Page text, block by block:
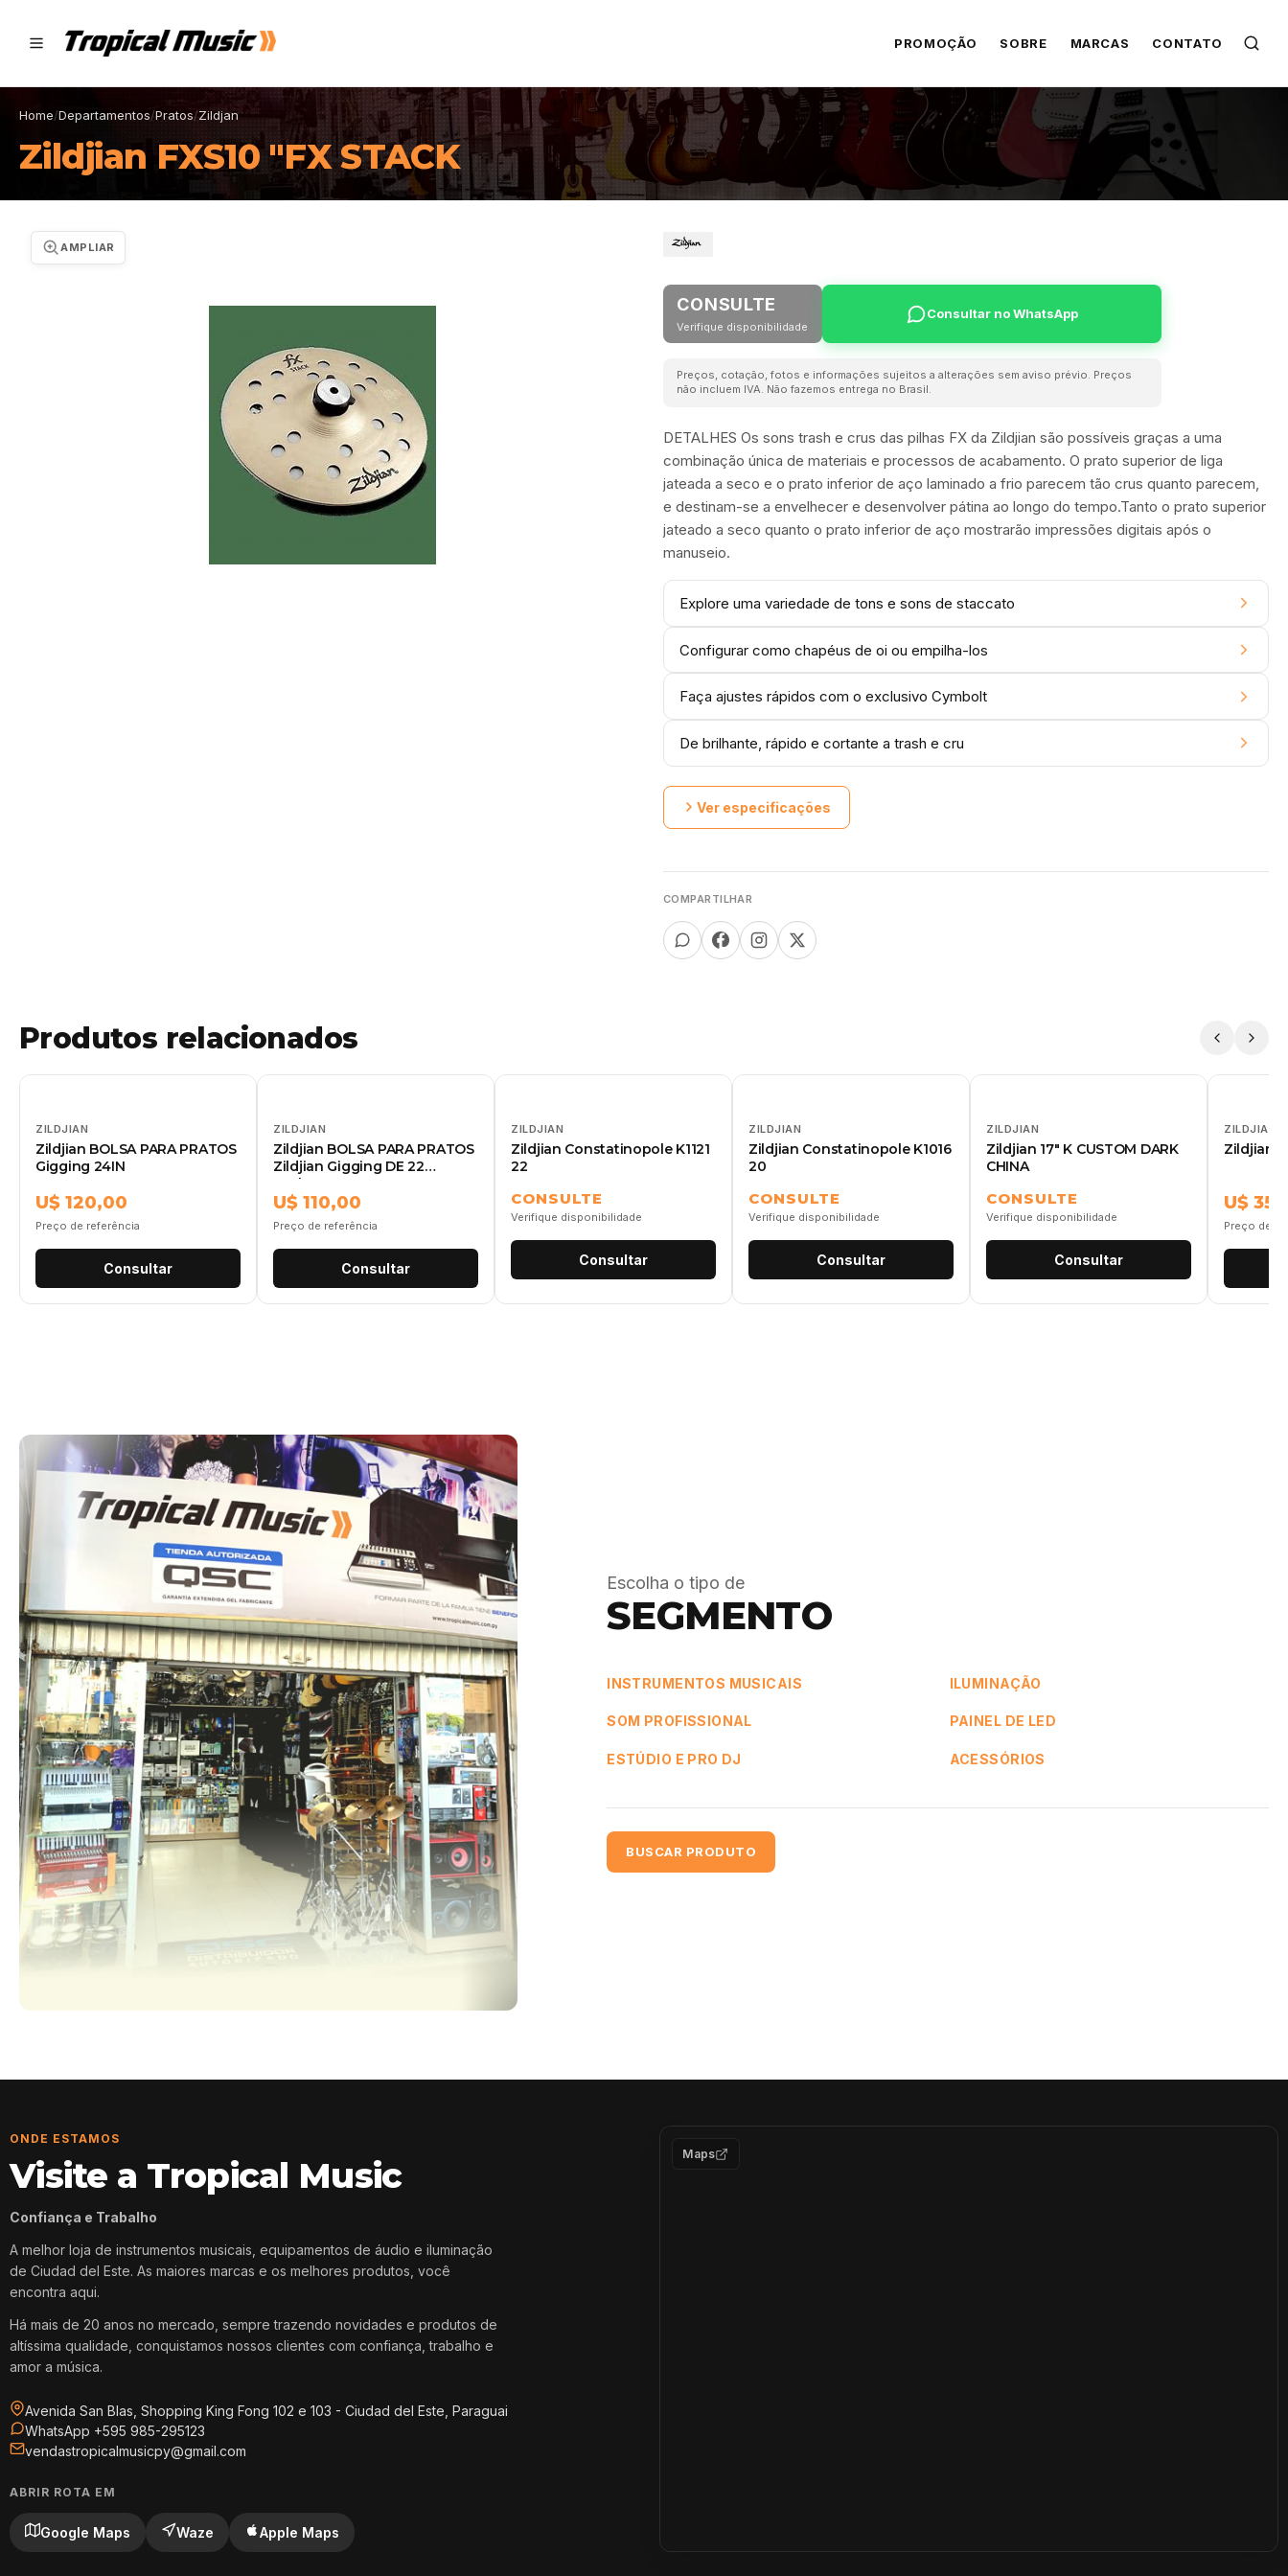
PROMOÇÃO SOBRE MARCAS CONTATO
Home/Departamentos/Pratos/Zildjan
Zildjian FXS10 "FX STACK
AMPLIAR
CONSULTE
Verifique disponibilidade
Consultar no WhatsApp
Preços, cotação, fotos e informações sujeitos a alterações sem aviso prévio. Preços
não incluem IVA. Não fazemos entrega no Brasil.
DETALHES Os sons trash e crus das pilhas FX da Zildjian são possíveis graças a uma
combinação única de materiais e processos de acabamento. O prato superior de liga
jateada a seco e o prato inferior de aço laminado a frio parecem tão crus quanto parecem,
e destinam-se a envelhecer e desenvolver pátina ao longo do tempo.Tanto o prato superior
jateado a seco quanto o prato inferior de aço mostrarão impressões digitais após o
manuseio.
Explore uma variedade de tons e sons de staccato
Configurar como chapéus de oi ou empilha-los
Faça ajustes rápidos com o exclusivo Cymbolt
De brilhante, rápido e cortante a trash e cru
Ver especificações
COMPARTILHAR
Produtos relacionados
ZILDJIAN
Zildjian BOLSA PARA PRATOS
Gigging 24IN
U$ 120,00
Preço de referência
Consultar
ZILDJIAN
Zildjian BOLSA PARA PRATOS
Zildjian Gigging DE 22
Zxcb00422
U$ 110,00
Preço de referência
Consultar
ZILDJIAN
Zildjian Constatinopole K1121
22
CONSULTE
Verifique disponibilidade
Consultar
ZILDJIAN
Zildjian Constatinopole K1016
20
CONSULTE
Verifique disponibilidade
Consultar
ZILDJIAN
Zildjian 17" K CUSTOM DARK
CHINA
CONSULTE
Verifique disponibilidade
Consultar
ZILDJIAN
Zildjian
U$
Preço de
Escolha o tipo de
SEGMENTO
INSTRUMENTOS MUSICAIS ILUMINAÇÃO
SOM PROFISSIONAL PAINEL DE LED
ESTÚDIO E PRO DJ ACESSÓRIOS
BUSCAR PRODUTO
ONDE ESTAMOS
Visite a Tropical Music
Confiança e Trabalho
A melhor loja de instrumentos musicais, equipamentos de áudio e iluminação
de Ciudad del Este. As maiores marcas e os melhores produtos, você
encontra aqui.
Há mais de 20 anos no mercado, sempre trazendo novidades e produtos de
altíssima qualidade, conquistamos nossos clientes com confiança, trabalho e
amor a música.
Avenida San Blas, Shopping King Fong 102 e 103 - Ciudad del Este, Paraguai
WhatsApp +595 985-295123
vendastropicalmusicpy@gmail.com
ABRIR ROTA EM
Google Maps Waze Apple Maps
Maps